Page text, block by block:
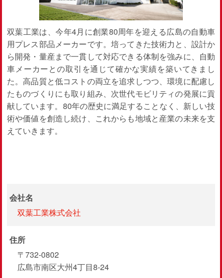
双葉工業は、今年4月に創業80周年を迎える広島の自動車
用プレス部品メーカーです。培ってきた技術力と、設計か
ら開発・量産まで一貫して対応できる体制を強みに、自動
車メーカーとの取引を通じて確かな実績を築いてきまし
た。高品質と低コストの両立を追求しつつ、環境に配慮し
たものづくりにも取り組み、次世代モビリティの発展に貢
献しています。80年の歴史に満足することなく、新しい技
術や価値を創造し続け、これからも地域と産業の未来を支
えていきます。
会社名
双葉工業株式会社
住所
〒732-0802
広島市南区大州4丁目8-24